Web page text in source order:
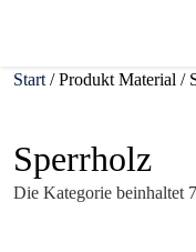
Start / Produkt Material /
Sperrholz
Die Kategorie beinhaltet